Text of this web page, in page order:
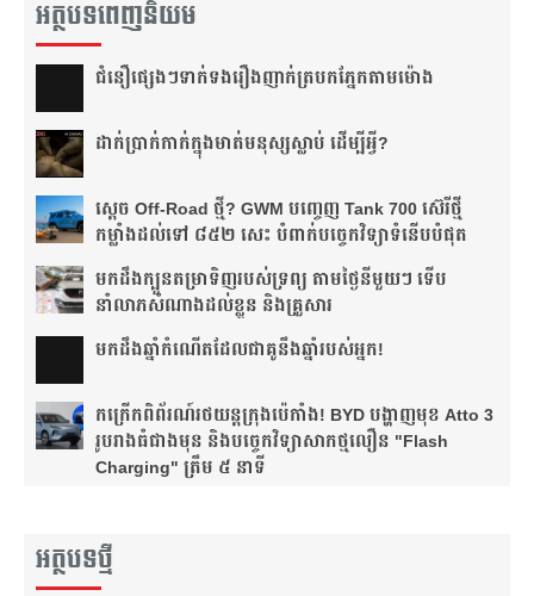
អត្ថបទពេញនិយម
ជំនឿ​ផ្សេងៗ​ទាក់ទង​រឿង​ញាក់​ត្របក​ភ្នែក​តាម​ម៉ោង​
ដាក់​ប្រាក់​កាក់​ក្នុង​មាត់​មនុស្ស​ស្លាប់ ដើម្បី​អ្វី?
ស្តេច Off-Road ថ្មី? GWM បញ្ចេញ Tank 700 ស៊េរីថ្មី
កម្លាំងដល់ទៅ ៨៥២ សេះ បំពាក់បច្ចេកវិទ្យាទំនើបបំផុត
មកដឹងក្បួនតម្រាទិញរបស់ទ្រព្យ តាមថ្ងៃនីមួយៗ ទើប
នាំលាភសំណាងដល់ខ្លួន និងគ្រួសារ
មក​ដឹងឆ្នាំ​កំណើត​ដែល​ជា​គូ​នឹង​ឆ្នាំ​របស់​អ្នក!​
កក្រើកពិព័រណ៍រថយន្តក្រុងប៉េកាំង! BYD បង្ហាញមុខ Atto 3
រូបរាងធំជាងមុន និងបច្ចេកវិទ្យាសាកថ្មលឿន "Flash
Charging" ត្រឹម ៥ នាទី
អត្ថបទថ្មី